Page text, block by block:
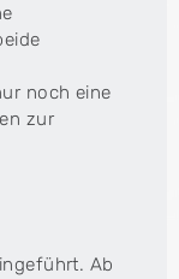
noch eine
zur
Ab